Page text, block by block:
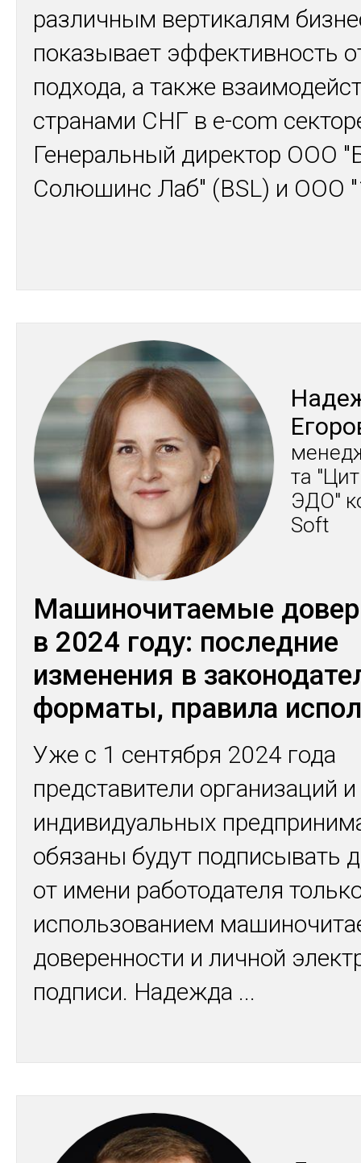
различным вертикалям
показывает эффективность
подхода, а также
странами СНГ в e-com
Генеральный директор ООО
Солюшинс Лаб" (BSL) и ООО
та
ЭДО"
Soft
Машиночитаемые
в 2024 году: последние
изменения в
форматы, правила
Уже с 1 сентября 2024 года
представители организаций и
индивидуальных
обязаны будут подписывать
от имени работодателя
использованием
доверенности и личной
подписи. Надежда ...